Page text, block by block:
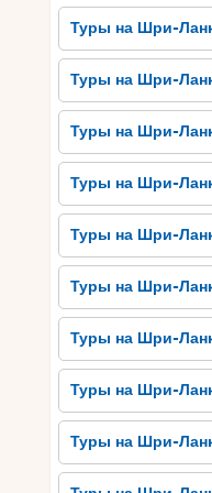
рыба, креветки и
готовятся на
экзотическими
неповторимый
карри –
овощами,
специями и
Не упустите
тонкие рисовые
кокосовым
разнообразием
конечно же, не
цейлонский чай,
своим
вкусов и запахов,
обязательно
желание.
Туры на Шри-
Туры на Шри-
Туры на Шри-
Туры на Шри-
Туры на Шри-
Туры на Шри-
Туры на Шри-
Туры на Шри-
Туры на Шри-